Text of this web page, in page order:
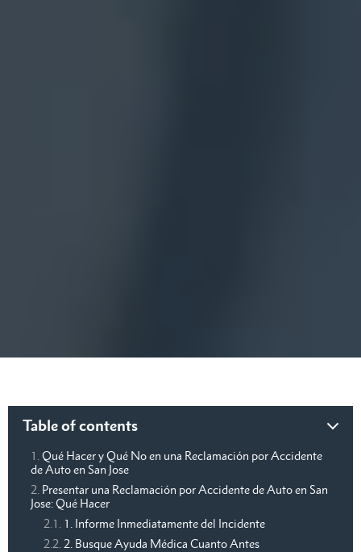
Table of contents
Qué Hacer y Qué No en una Reclamación por Accidente
de Auto en San Jose
Presentar una Reclamación por Accidente de Auto en San
Jose: Qué Hacer
1. Informe Inmediatamente del Incidente
2. Busque Ayuda Médica Cuanto Antes